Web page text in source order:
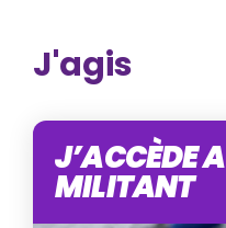
J'agis
J’ACCÈDE
MILITANT